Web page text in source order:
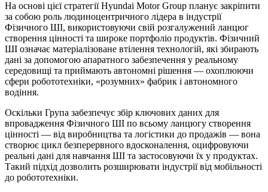
На основі цієї стратегії Hyundai Motor Group планує закріпити
за собою роль людиноцентричного лідера в індустрії
Фізичного ШІ, використовуючи свій розгалужений ланцюг
створення цінності та широке портфоліо продуктів. Фізичний
ШІ означає матеріалізоване втілення технологій, які збирають
дані за допомогою апаратного забезпечення у реальному
середовищі та приймають автономні рішення — охоплюючи
сфери робототехніки, «розумних» фабрик і автономного
водіння.
Оскільки Група забезпечує збір ключових даних для
впровадження Фізичного ШІ по всьому ланцюгу створення
цінності — від виробництва та логістики до продажів — вона
створює цикл безперервного вдосконалення, оцифровуючи
реальні дані для навчання ШІ та застосовуючи їх у продуктах.
Такий підхід дозволить розширювати індустрії від мобільності
до робототехніки.